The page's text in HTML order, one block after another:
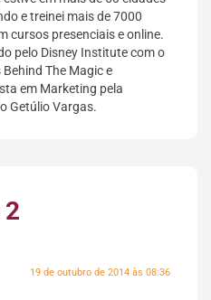
e treinei mais de 7000
cursos presenciais e online.
pelo Disney Institute com o
Behind The Magic e
em Marketing pela
Getúlio Vargas.
19 de outubro de 2014 às 08:36